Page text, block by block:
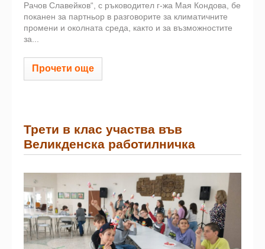
Рачов Славейков“, с ръководител г-жа Мая Кондова, бе
поканен за партньор в разговорите за климатичните
промени и околната среда, както и за възможностите
за...
Прочети още
Трети в клас участва във
Великденска работилничка